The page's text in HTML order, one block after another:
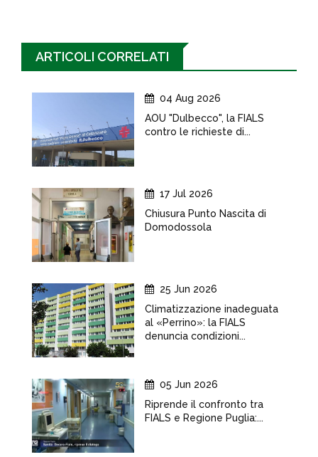
ARTICOLI CORRELATI
04 Aug 2026
AOU "Dulbecco", la FIALS
contro le richieste di...
17 Jul 2026
Chiusura Punto Nascita di
Domodossola
25 Jun 2026
Climatizzazione inadeguata
al «Perrino»: la FIALS
denuncia condizioni...
05 Jun 2026
Riprende il confronto tra
FIALS e Regione Puglia:...